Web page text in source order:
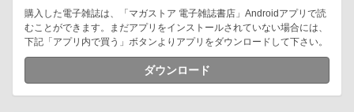
購入した電子雑誌は、「マガストア 電子雑誌書店」Androidアプリで読
むことができます。まだアプリをインストールされていない場合には、
下記「アプリ内で買う」ボタンよりアプリをダウンロードして下さい。
ダウンロード